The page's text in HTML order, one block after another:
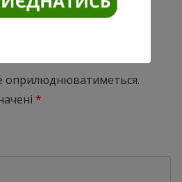
оприлюднюватиметься.
*